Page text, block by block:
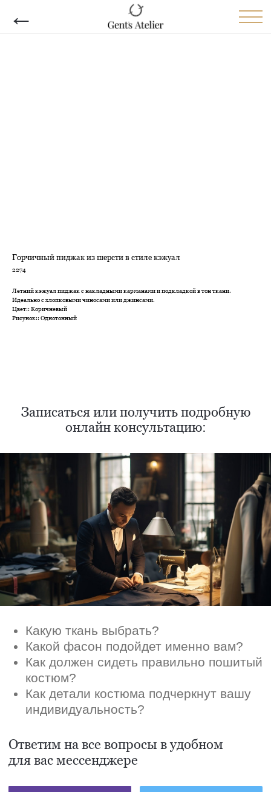
Горчичный пиджак из шерсти в стиле кэжуал
2274
Летний кэжуал пиджак с накладными карманами и подкладкой в тон ткани.
Идеально с хлопковыми чиносами или джинсами.
Цвет:: Коричневый
Рисунок:: Однотонный
Записаться или получить подробную
онлайн консультацию:
Какой фасон подойдет именно вам?
Как должен сидеть правильно пошитый
костюм?
Как детали костюма подчеркнут вашу
индивидуальность?
Ответим на все вопросы в удобном
для вас мессенджере
Max Telegram